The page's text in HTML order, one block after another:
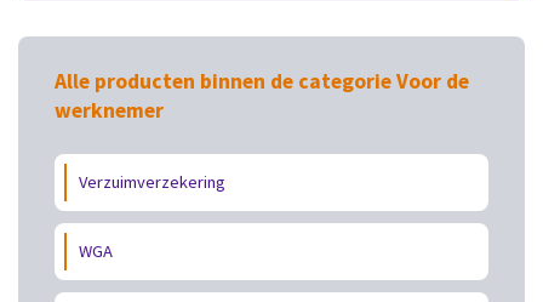
Alle producten binnen de categorie Voor de
werknemer
Verzuimverzekering
WGA